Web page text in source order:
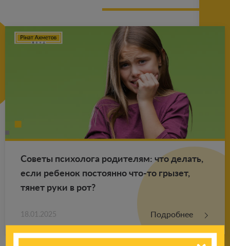
Со­ве­ты пси­хо­ло­га ро­ди­те­лям: что де­лать,
если ре­бе­нок по­сто­ян­но что-то гры­зет,
тянет руки в рот?
18.01.2025 Подробнее